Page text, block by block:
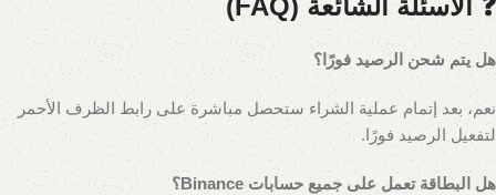
❓ الأسئلة الشائعة (FAQ)
هل يتم شحن الرصيد فورًا؟
نعم، بعد إتمام عملية الشراء ستحصل مباشرة على رابط الظرف الأحمر
لتفعيل الرصيد فورًا.
هل البطاقة تعمل على جميع حسابات Binance؟